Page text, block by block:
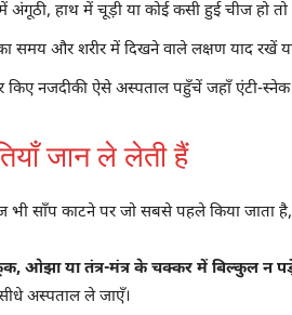
अंगूठी, हाथ में चूड़ी या कोई कसी हुई चीज हो
समय और शरीर में दिखने वाले लक्षण याद रखें
किए नजदीकी ऐसे अस्पताल पहुँचें जहाँ एंटी-
जान ले लेती हैं
भी साँप काटने पर जो सबसे पहले किया जाता
ओझा या तंत्र-मंत्र के चक्कर में बिल्कुल न
अस्पताल ले जाएँ।